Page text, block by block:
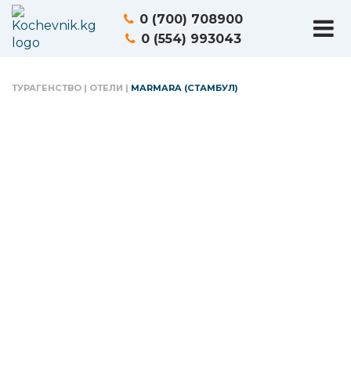
0 (700) 708900
0 (554) 993043
ТУРАГЕНСТВО | ОТЕЛИ | MARMARA (СТАМБУЛ)